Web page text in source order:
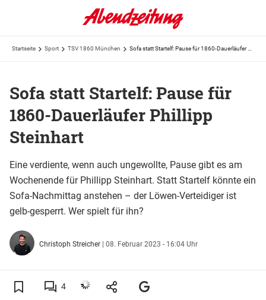
Startseite Sport TSV 1860 München
Sofa statt Startelf: Pause für
1860-Dauerläufer Phillipp
Steinhart
Eine verdiente, wenn auch ungewollte, Pause gibt es am
Wochenende für Phillipp Steinhart. Statt Startelf könnte ein
Sofa-Nachmittag anstehen – der Löwen-Verteidiger ist
gelb-gesperrt. Wer spielt für ihn?
Christoph Streicher | 08. Februar 2023 - 16:04 Uhr
4